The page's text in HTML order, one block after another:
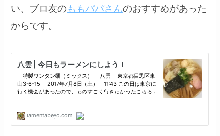
い、ブロ友のももパパさんのおすすめがあった
からです。